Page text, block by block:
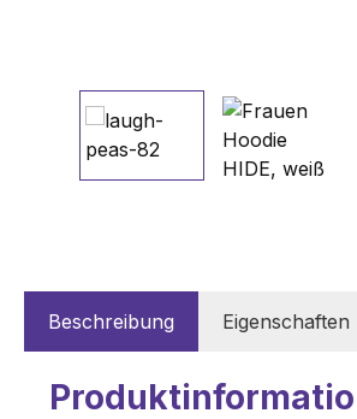
Beschreibung Eigenschaften